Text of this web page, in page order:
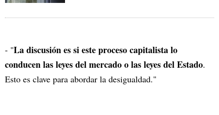
- "La discusión es si este proceso capitalista lo
conducen las leyes del mercado o las leyes del Estado.
Esto es clave para abordar la desigualdad."